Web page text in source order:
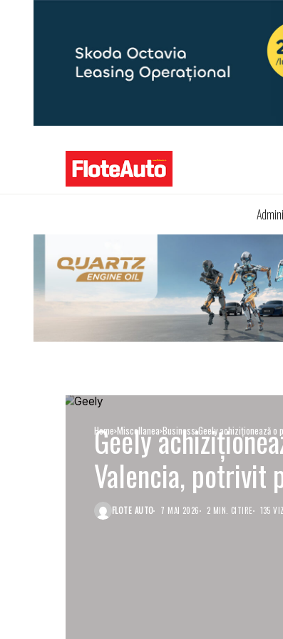
Home Miscellanea Business Geely achiziționează o
Geely
Valencia, potrivit
FLOTE AUTO 7 MAI 2026 2 MIN. CITIRE 135